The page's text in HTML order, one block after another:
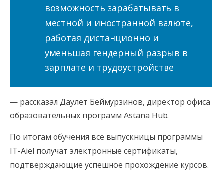
возможность зарабатывать в
местной и иностранной валюте,
работая дистанционно и
уменьшая гендерный разрыв в
зарплате и трудоустройстве
— рассказал Даулет Беймурзинов, директор офиса
образовательных программ Astana Hub.
По итогам обучения все выпускницы программы
IT-Aiel получат электронные сертификаты,
подтверждающие успешное прохождение курсов.